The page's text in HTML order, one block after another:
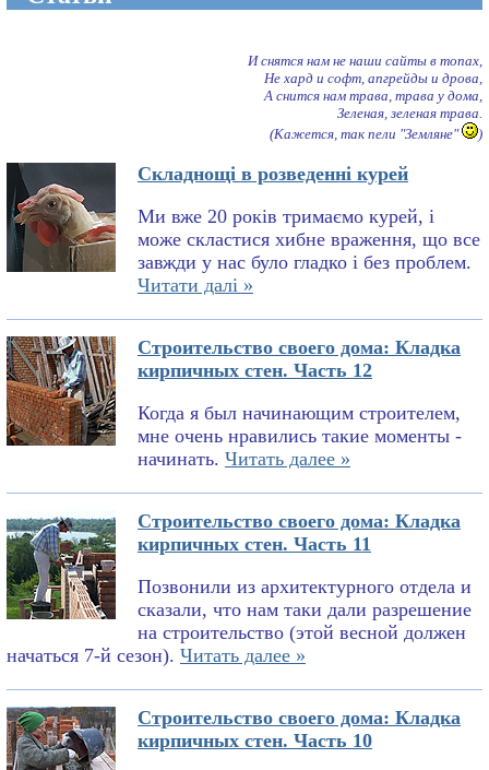
И снятся нам не наши сайты в топах,
Не хард и софт, апгрейды и дрова,
А снится нам трава, трава у дома,
Зеленая, зеленая трава.
(Кажется, так пели "Земляне"
)
Складнощі в розведенні курей
Ми вже 20 років тримаємо курей, і
може скластися хибне враження, що все
завжди у нас було гладко і без проблем.
Читати далі »
Строительство своего дома: Кладка
кирпичных стен. Часть 12
Когда я был начинающим строителем,
мне очень нравились такие моменты -
начинать. Читать далее »
Строительство своего дома: Кладка
кирпичных стен. Часть 11
Позвонили из архитектурного отдела и
сказали, что нам таки дали разрешение
на строительство (этой весной должен
начаться 7-й сезон). Читать далее »
Строительство своего дома: Кладка
кирпичных стен. Часть 10